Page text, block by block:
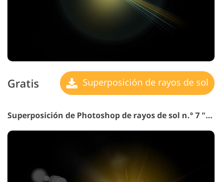
Gratis Superposición de rayos de sol
Superposición de Photoshop de rayos de sol n.° 7 "Light Beam"